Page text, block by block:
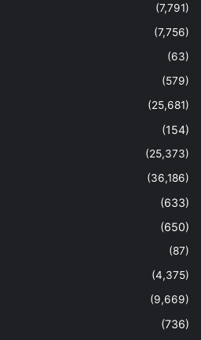
(7,791)
(7,756)
(63)
(579)
(25,681)
(154)
(25,373)
(36,186)
(633)
(650)
(87)
(4,375)
(9,669)
(736)